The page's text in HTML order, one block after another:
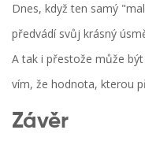
Dnes, když ten samý
předvádí svůj krásný
A tak i přestože může
vím, že hodnota, kterou
Závěr